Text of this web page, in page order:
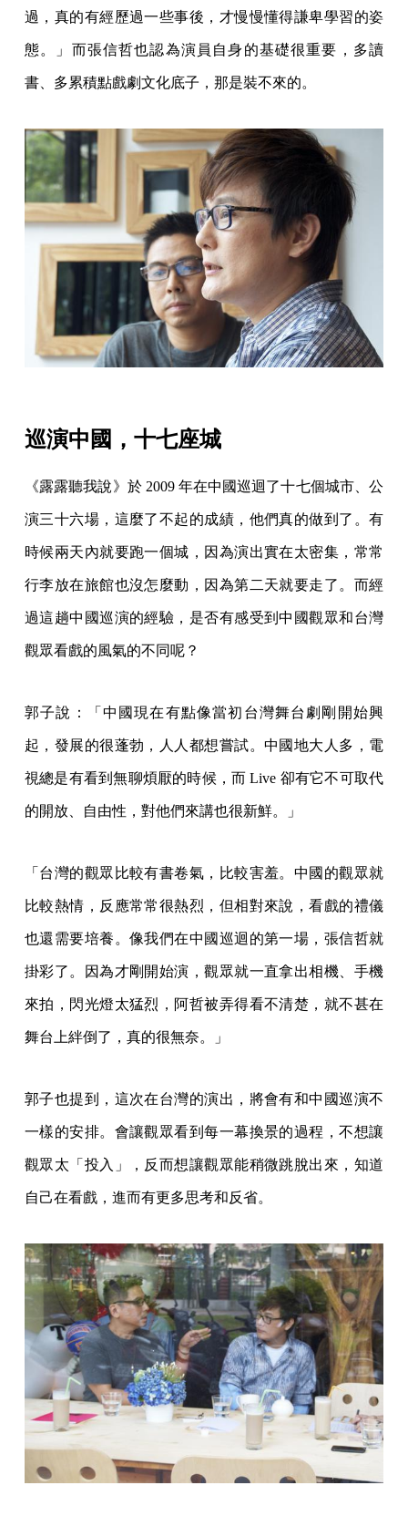
過，真的有經歷過一些事後，才慢慢懂得謙卑學習的姿
態。」而張信哲也認為演員自身的基礎很重要，多讀
書、多累積點戲劇文化底子，那是裝不來的。
巡演中國，十七座城
《露露聽我說》於 2009 年在中國巡迴了十七個城市、公
演三十六場，這麼了不起的成績，他們真的做到了。有
時候兩天內就要跑一個城，因為演出實在太密集，常常
行李放在旅館也沒怎麼動，因為第二天就要走了。而經
過這趟中國巡演的經驗，是否有感受到中國觀眾和台灣
觀眾看戲的風氣的不同呢？
郭子說：「中國現在有點像當初台灣舞台劇剛開始興
起，發展的很蓬勃，人人都想嘗試。中國地大人多，電
視總是有看到無聊煩厭的時候，而 Live 卻有它不可取代
的開放、自由性，對他們來講也很新鮮。」
「台灣的觀眾比較有書卷氣，比較害羞。中國的觀眾就
比較熱情，反應常常很熱烈，但相對來說，看戲的禮儀
也還需要培養。像我們在中國巡迴的第一場，張信哲就
掛彩了。因為才剛開始演，觀眾就一直拿出相機、手機
來拍，閃光燈太猛烈，阿哲被弄得看不清楚，就不甚在
舞台上絆倒了，真的很無奈。」
郭子也提到，這次在台灣的演出，將會有和中國巡演不
一樣的安排。會讓觀眾看到每一幕換景的過程，不想讓
觀眾太「投入」，反而想讓觀眾能稍微跳脫出來，知道
自己在看戲，進而有更多思考和反省。